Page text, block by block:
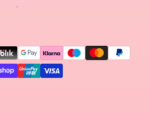
Maksutavat